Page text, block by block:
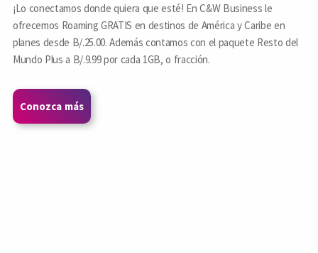
¡Lo conectamos donde quiera que esté! En C&W Business le
ofrecemos Roaming GRATIS en destinos de América y Caribe en
planes desde B/.25.00. Además contamos con el paquete Resto del
Mundo Plus a B/.9.99 por cada 1GB, o fracción.
Conozca más